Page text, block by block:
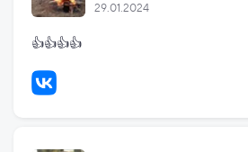
29.01.2024
👍👍👍👍